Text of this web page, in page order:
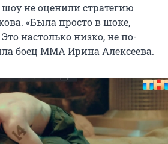
не оценили стратегию
«Была просто в шоке,
настолько низко, не по-
боец ММА Ирина Алексеева.